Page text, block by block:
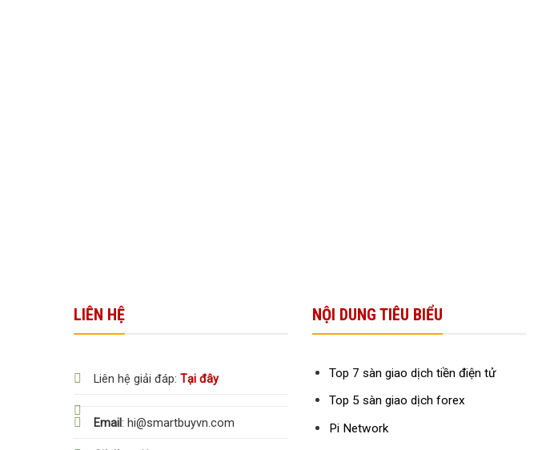
LIÊN HỆ
Liên hệ giải đáp: Tại đây
Email: hi@smartbuyvn.com
NỘI DUNG TIÊU BIỂU
Top 7 sàn giao dịch tiền điện tử
Top 5 sàn giao dịch forex
Pi Network